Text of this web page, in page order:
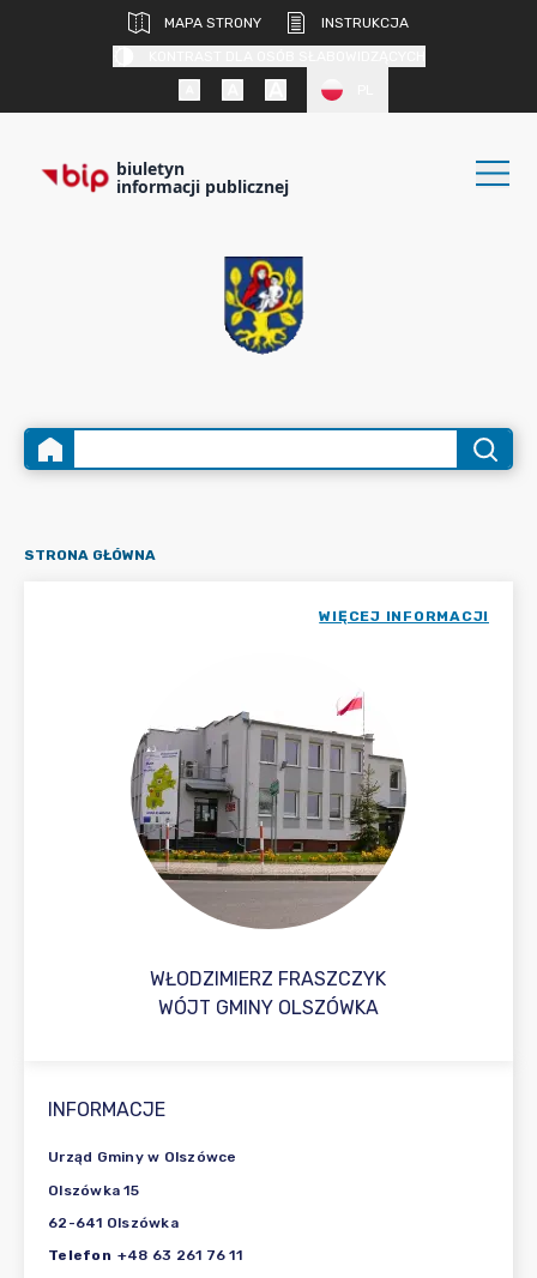
MAPA STRONY
INSTRUKCJA
biuletyn
informacji publicznej
STRONA GŁÓWNA
WŁODZIMIERZ FRASZCZYK
WIĘCEJ INFORMACJI
WÓJT GMINY OLSZÓWKA
INFORMACJE
Urząd Gminy w Olszówce
Olszówka 15
62-641 Olszówka
Telefon +48 63 261 76 11